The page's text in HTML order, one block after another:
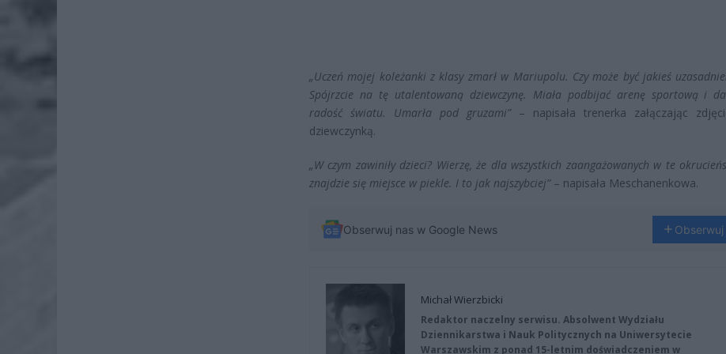
„Uczeń mojej koleżanki z klasy zmarł w Mariupolu. Czy może być jakieś
Spójrzcie na tę utalentowaną dziewczynę. Miała podbijać arenę sportową i
radość światu. Umarła pod gruzami”– napisała trenerka załączając
dziewczynką.
„W czym zawiniły dzieci? Wierzę, że dla wszystkich zaangażowanych w te
znajdzie się miejsce w piekle. I to jak najszybciej”– napisała Meschanenkowa.
Obserwuj nas w Google News Obserwuj
Michał Wierzbicki
Redaktor naczelny serwisu. Absolwent Wydziału
Dziennikarstwa i Nauk Politycznych na Uniwersytecie
Warszawskim z ponad 15-letnim doświadczeniem w